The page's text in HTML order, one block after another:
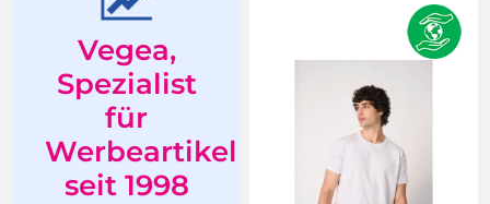
Vegea,
Spezialist
für
Werbeartikel
seit 1998